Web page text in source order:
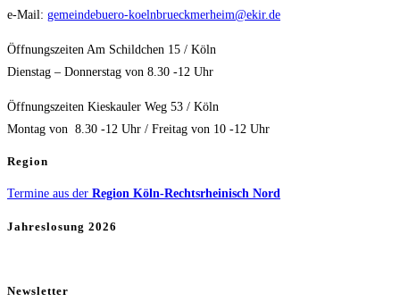
e-Mail: gemeindebuero-koelnbrueckmerheim@ekir.de
Öffnungszeiten Am Schildchen 15 / Köln
Dienstag – Donnerstag von 8.30 -12 Uhr
Öffnungszeiten Kieskauler Weg 53 / Köln
Montag von 8.30 -12 Uhr / Freitag von 10 -12 Uhr
Region
Termine aus der Region Köln-Rechtsrheinisch Nord
Jahreslosung 2026
Newsletter